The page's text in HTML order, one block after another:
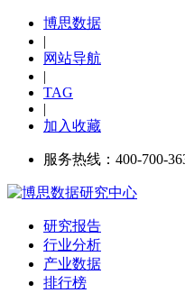
博思数据
|
网站导航
|
TAG
|
加入收藏
服务热线：400-700-
研究报告
行业分析
产业数据
排行榜